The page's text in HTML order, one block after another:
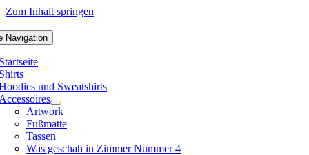
Zum Inhalt springen
Navigation
und Sweatshirts
Artwork
Fußmatte
Tassen
Was geschah in Zimmer Nummer 4